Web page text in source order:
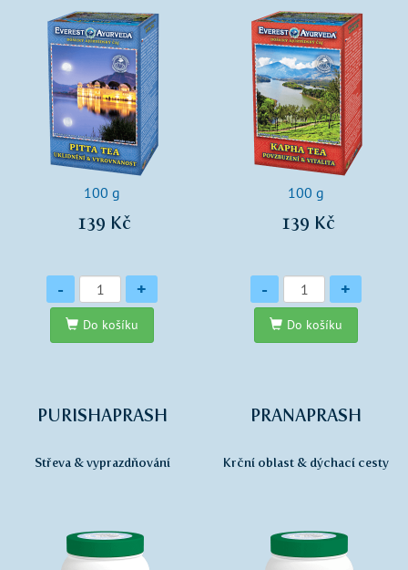
100 g
139 Kč
Množství
- +
Do košíku
100 g
139 Kč
Množství
- +
Do košíku
PURISHAPRASH
Střeva & vyprazdňování
PRANAPRASH
Krční oblast & dýchací cesty